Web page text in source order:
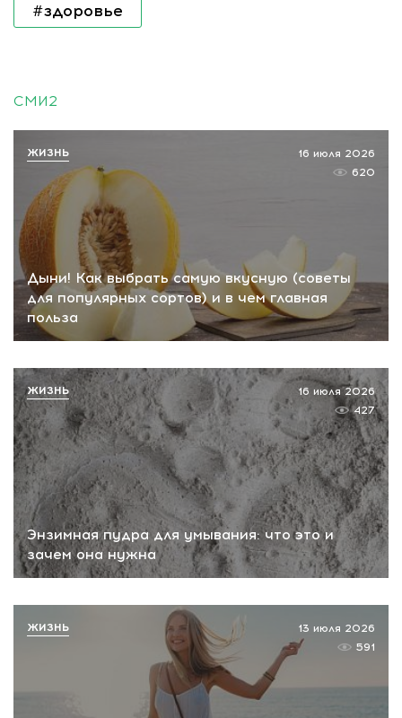
#здоровье
СМИ2
Дыни! Как выбрать самую вкусную (советы
для популярных сортов) и в чем главная
польза
16 июля 2026
620
ЖИЗНЬ
Энзимная пудра для умывания: что это и
зачем она нужна
16 июля 2026
427
ЖИЗНЬ
13 июля 2026
591
ЖИЗНЬ